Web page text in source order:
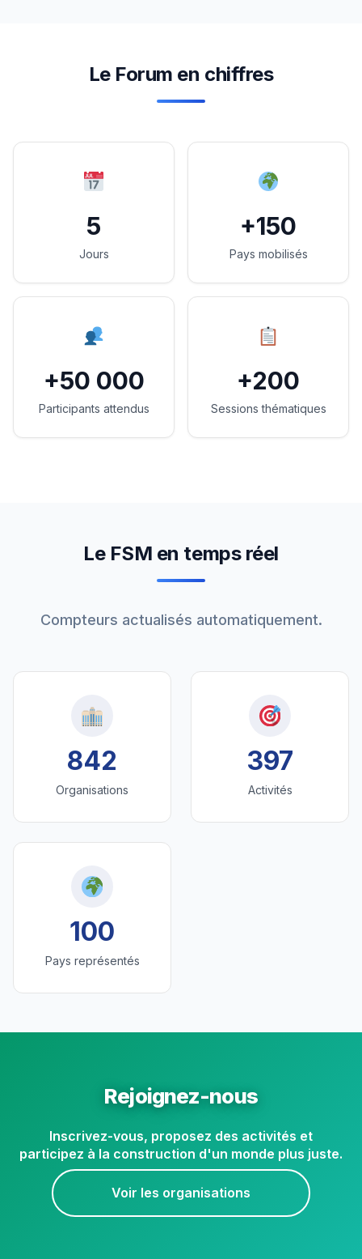
Le Forum en chiffres
5
Jours
+150
Pays mobilisés
+50 000
Participants attendus
+200
Sessions thématiques
Le FSM en temps réel
Compteurs actualisés automatiquement.
842
Organisations
397
Activités
100
Pays représentés
Rejoignez-nous
Inscrivez-vous, proposez des activités et
participez à la construction d'un monde plus juste.
Voir les organisations